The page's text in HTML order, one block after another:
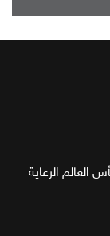
العالم الرعاية